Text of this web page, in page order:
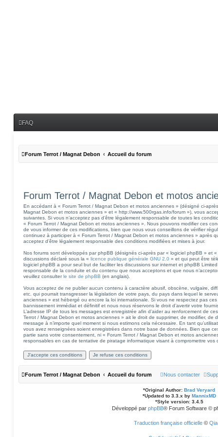
FAQ
Forum Terrot / Magnat Debon Accueil du forum
Forum Terrot / Magnat Debon et motos
En accédant à « Forum Terrot / Magnat Debon et motos anciennes » (désigné ci-
Magnat Debon et motos anciennes » et « http://www.500rgas.info/forum »), vous
suivantes. Si vous n’acceptez pas d’être légalement responsable de toutes les
« Forum Terrot / Magnat Debon et motos anciennes ». Nous pouvons modifier ces
de vous informer de ces modifications, bien que nous vous conseillons de vérifier
continuez à participer à « Forum Terrot / Magnat Debon et motos anciennes » après
acceptez d’être légalement responsable des conditions modifiées et mises à jour.
Nos forums sont développés par phpBB (désignés ci-après par « logiciel phpBB » et
discussions déclaré sous la « licence publique générale GNU 2.0 » et qui peut être
logiciel phpBB a pour seul but de faciliter les discussions sur internet et phpBB
responsable de la conduite et du contenu que nous acceptons et que nous
veuillez consulterle site de phpBB (en anglais).
Vous acceptez de ne publier aucun contenu à caractère abusif, obscène, vulgaire,
etc. qui pourrait transgresser la législation de votre pays, du pays dans lequel le
anciennes » est hébergé ou encore la loi internationale. Si vous ne respectez pas
bannissement immédiat et définitif et nous nous réservons le droit d’avertir votre
L’adresse IP de tous les messages est enregistrée afin d’aider au renforcement de
Terrot / Magnat Debon et motos anciennes » ait le droit de supprimer, de modifier, de
message à n’importe quel moment si nous estimons cela nécessaire. En tant
vous avez renseignées soient enregistrées dans notre base de données. Bien que
partie sans votre consentement, ni « Forum Terrot / Magnat Debon et motos
responsables en cas de tentative de piratage informatique visant à compromettre vos
Forum Terrot / Magnat Debon Accueil du forum Nous contacter
*Original Author: Brad Veryard
*Updated to 3.3.x by MannixMD
*Style version: 3.4.5
Développé par phpBB® Forum Software ©
Traduction française officielle©